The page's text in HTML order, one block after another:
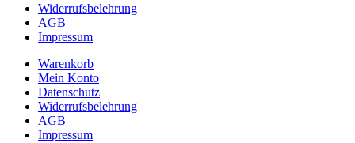
Widerrufsbelehrung
AGB
Impressum
Warenkorb
Mein Konto
Datenschutz
Widerrufsbelehrung
AGB
Impressum